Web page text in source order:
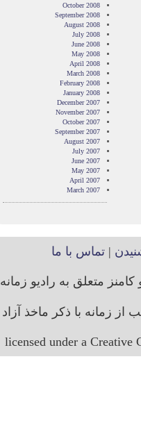
October 2008
September 2008
August 2008
July 2008
June 2008
May 2008
April 2008
March 2008
February 2008
January 2008
December 2007
November 2007
October 2007
September 2007
August 2007
July 2007
June 2007
May 2007
April 2007
March 2007
|تماس با ما
متعلق به رادیو زمانه
زمانه با ذکر ماخذ آزاد
licensed under a Creative